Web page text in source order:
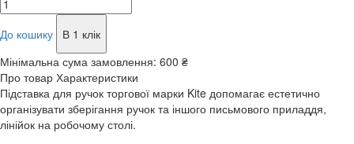
До кошику
В 1 клік
Мінімальна сума замовлення: 600 ₴
Про товар Характеристики
Підставка для ручок торгової марки Kite допомагає естетично
організувати зберігання ручок та іншого письмового приладдя,
лінійок на робочому столі.